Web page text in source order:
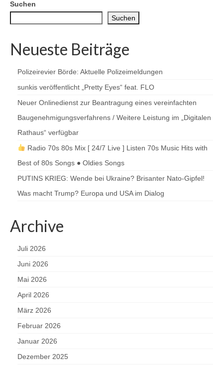
Beiträge
Suchen
Suchen
Neueste Beiträge
Polizeirevier Börde: Aktuelle Polizeimeldungen
sunkis veröffentlicht „Pretty Eyes“ feat. FLO
Neuer Onlinedienst zur Beantragung eines vereinfachten
Baugenehmigungsverfahrens / Weitere Leistung im „Digitalen
Rathaus“ verfügbar
Radio 70s 80s Mix [ 24/7 Live ] Listen 70s Music Hits with
Best of 80s Songs ● Oldies Songs
PUTINS KRIEG: Wende bei Ukraine? Brisanter Nato-Gipfel!
Was macht Trump? Europa und USA im Dialog
Archive
Juli 2026
Juni 2026
Mai 2026
April 2026
März 2026
Februar 2026
Januar 2026
Dezember 2025